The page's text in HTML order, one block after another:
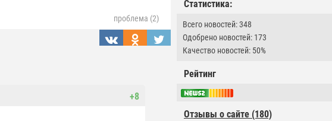
Статистика:
Всего новостей: 348
Одобрено новостей: 173
Качество новостей: 50%
Рейтинг
Отзывы о сайте (180)
проблема (2)
+8